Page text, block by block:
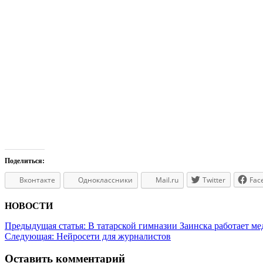
Поделиться:
Вконтакте Одноклассники Mail.ru Twitter
НОВОСТИ
Предыдущая статья: В татарской гимназии Заинска работает
Следующая: Нейросети для журналистов
Оставить комментарий